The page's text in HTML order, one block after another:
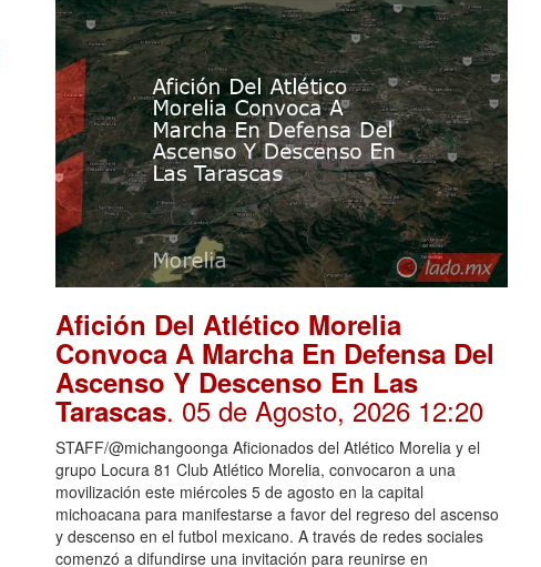
Afición Del Atlético Morelia
Convoca A Marcha En Defensa Del
Ascenso Y Descenso En Las
Tarascas. 05 de Agosto, 2026 12:20
STAFF/@michangoonga Aficionados del Atlético Morelia y el
grupo Locura 81 Club Atlético Morelia, convocaron a una
movilización este miércoles 5 de agosto en la capital
michoacana para manifestarse a favor del regreso del ascenso
y descenso en el futbol mexicano. A través de redes sociales
comenzó a difundirse una invitación para reunirse en